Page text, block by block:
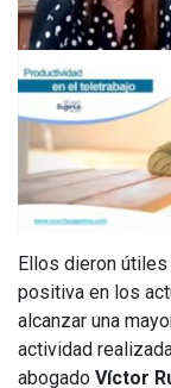
Ellos dieron
positiva en los
alcanzar una
actividad
abogado Víctor